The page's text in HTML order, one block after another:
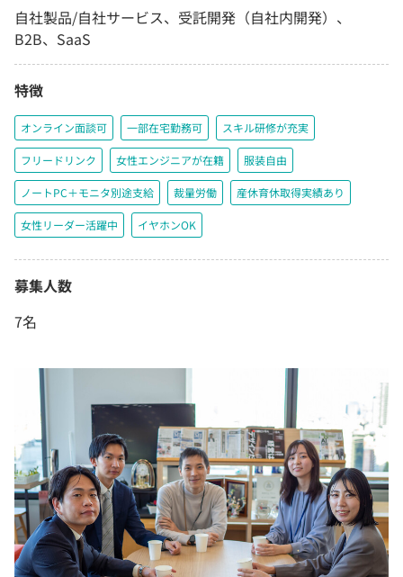
自社製品/自社サービス、受託開発（自社内開発）、
B2B、SaaS
特徴
オンライン面談可 一部在宅勤務可 スキル研修が充実
フリードリンク 女性エンジニアが在籍 服装自由
ノートPC＋モニタ別途支給 裁量労働 産休育休取得実績あり
女性リーダー活躍中 イヤホンOK
募集人数
7名